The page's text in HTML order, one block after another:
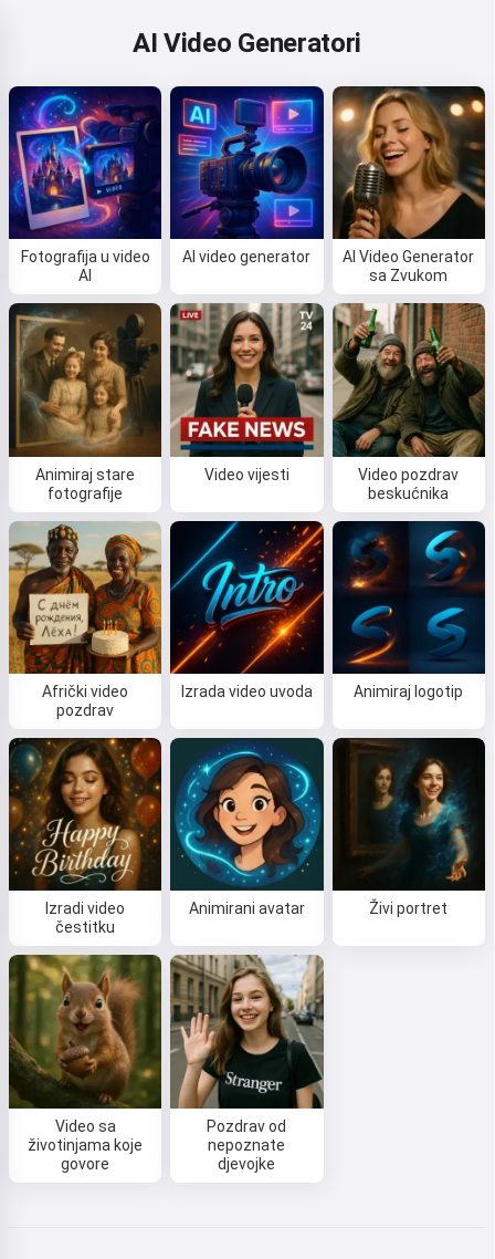
AI Video Generatori
Fotografija u video
AI
AI video generator
AI Video Generator
sa Zvukom
Animiraj stare
fotografije
Video vijesti
Video pozdrav
beskućnika
Afrički video
pozdrav
Izrada video uvoda Animiraj logotip
Izradi video
čestitku
Animirani avatar Živi portret
Video sa
životinjama koje
govore
Pozdrav od
nepoznate
djevojke